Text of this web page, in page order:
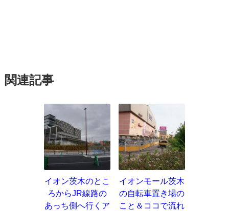
関連記事
イオン茨木のとこ
ろからJR線路の
あっち側へ行くア
イオンモール茨木
の自転車置き場の
こと＆ココで流れ